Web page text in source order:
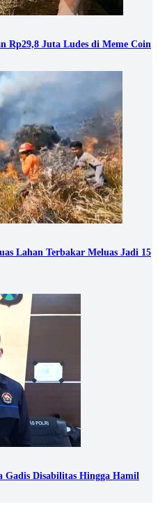
Rp29,8 Juta Ludes di Meme Coin
Lahan Terbakar Meluas Jadi 15
Gadis Disabilitas Hingga Hamil